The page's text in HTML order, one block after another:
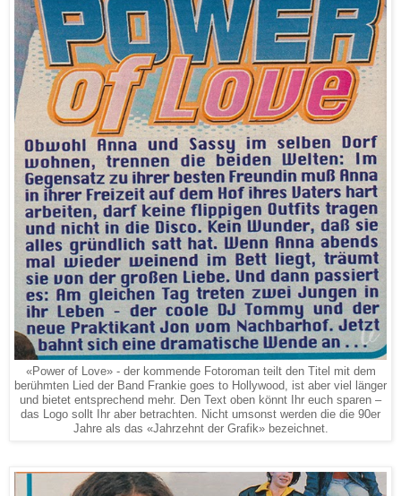
«Power of Love» - der kommende Fotoroman teilt den Titel mit dem
berühmten Lied der Band Frankie goes to Hollywood, ist aber viel länger
und bietet entsprechend mehr. Den Text oben könnt Ihr euch sparen –
das Logo sollt Ihr aber betrachten. Nicht umsonst werden die die 90er
Jahre als das «Jahrzehnt der Grafik» bezeichnet.